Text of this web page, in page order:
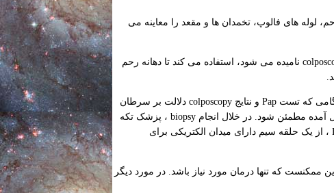
لوله های فالوپ، تخمدان ها و مقعد را معاینه می
در خلال معاینه، پزشک از یک میکروسکوپ ویژه که colposcoscope نامیده می شود، استفاده می کند تا دهانه رحم
هنگامی که تست Pap و نتایج colposcopy دلالت بر سرطان
دهانه رحم دارد، ممکنست پزشک یک biopsy انجام دهد تا از تشخیص بعمل آمده مطمئن شود. در خلال انجام biopsy ، پزشک تکه
ای مخروطی شکل از بافت دهانه رحم را جدا می کند. در خلال یک LEEP ، از یک حلقه سیم دارای میدان الکتریکی برای
که تنها درمان مورد نیاز باشد. در مورد دیگر